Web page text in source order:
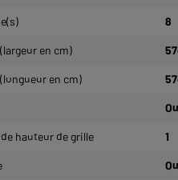
8
en cm)
en cm)
hauteur de grille 1